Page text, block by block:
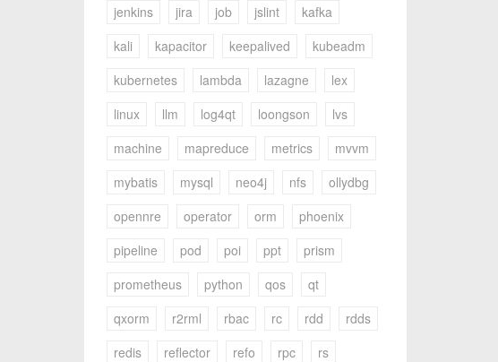
jenkins
jira job jslint
kafka
kali
kapacitor keepalived
kubeadm
kubernetes
lambda lazagne
lex
linux
llm log4qt loongson
lvs
machine
mapreduce metrics
mvvm
mybatis
mysql neo4j nfs
ollydbg
opennre
operator orm
phoenix
pipeline
pod poi ppt
prism
prometheus
python qos
qt
qxorm
r2rml rbac rc rdd
rdds
redis
reflector refo rpc
rs